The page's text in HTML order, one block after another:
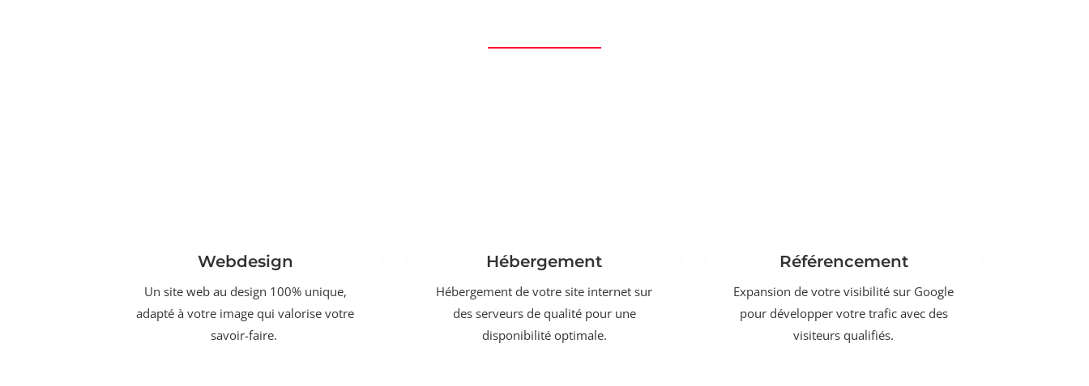
Webdesign
Un site web au design 100% unique,
adapté à votre image qui valorise votre
savoir-faire.
Hébergement
Hébergement de votre site internet sur
des serveurs de qualité pour une
disponibilité optimale.
Référencement
Expansion de votre visibilité sur Google
pour développer votre trafic avec des
visiteurs qualifiés.